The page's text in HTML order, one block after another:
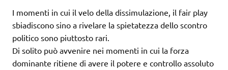
I momenti in cui il velo della dissimulazione, il fair play
sbiadiscono sino a rivelare la spietatezza dello scontro
politico sono piuttosto rari.
Di solito può avvenire nei momenti in cui la forza
dominante ritiene di avere il potere e controllo assoluto